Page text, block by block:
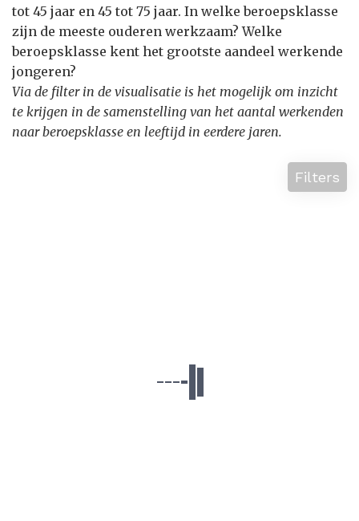
tot 45 jaar en 45 tot 75 jaar. In welke beroepsklasse
zijn de meeste ouderen werkzaam? Welke
beroepsklasse kent het grootste aandeel werkende
jongeren?
Via de filter in de visualisatie is het mogelijk om inzicht
te krijgen in de samenstelling van het aantal werkenden
naar beroepsklasse en leeftijd in eerdere jaren.
Filters